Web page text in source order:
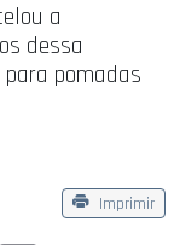
a
dessa
pomadas
Imprimir